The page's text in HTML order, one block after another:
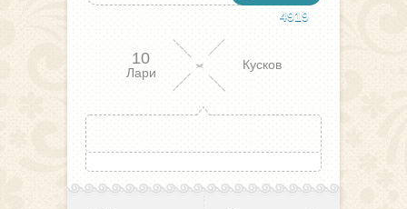
4919
10
Лари
Кусков